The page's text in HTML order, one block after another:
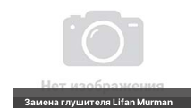
Замена глушителя Lifan Murman